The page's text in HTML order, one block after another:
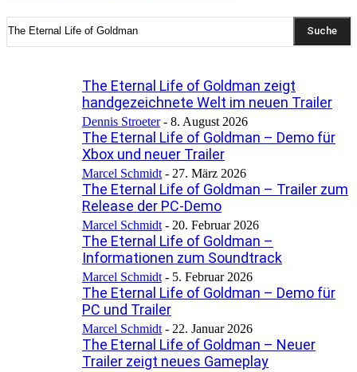
Suche
The Eternal Life of Goldman zeigt
handgezeichnete Welt im neuen Trailer
Dennis Stroeter - 8. August 2026
The Eternal Life of Goldman – Demo für
Xbox und neuer Trailer
Marcel Schmidt - 27. März 2026
The Eternal Life of Goldman – Trailer zum
Release der PC-Demo
Marcel Schmidt - 20. Februar 2026
The Eternal Life of Goldman –
Informationen zum Soundtrack
Marcel Schmidt - 5. Februar 2026
The Eternal Life of Goldman – Demo für
PC und Trailer
Marcel Schmidt - 22. Januar 2026
The Eternal Life of Goldman – Neuer
Trailer zeigt neues Gameplay